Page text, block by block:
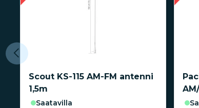
Scout KS-115 AM-FM antenni
1,5m
saatavilla